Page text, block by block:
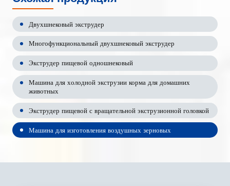
Двухшнековый экструдер
Многофункциональный двухшнековый экструдер
Экструдер пищевой одношнековый
Машина для холодной экструзии корма для домашних
животных
Экструдер пищевой с вращательной экструзионной головкой
Машина для изготовления воздушных зерновых